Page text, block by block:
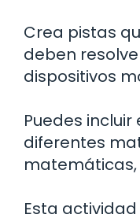
Crea pistas
deben
dispositivos
Puedes
diferentes
matemáticas,
Esta